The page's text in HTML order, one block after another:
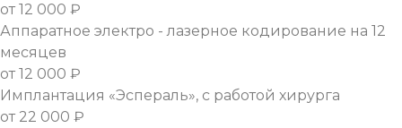
от 12 000 ₽
Аппаратное электро - лазерное кодирование на 12
месяцев
от 12 000 ₽
Имплантация «Эспераль», с работой хирурга
от 22 000 ₽